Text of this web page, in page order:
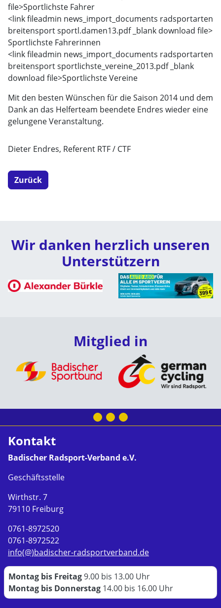
file>Sportlichste Fahrer
<link fileadmin news_import_documents radsportarten
breitensport sportl.damen13.pdf _blank download file>
Sportlichste Fahrerinnen
<link fileadmin news_import_documents radsportarten
breitensport sportlichste_vereine_2013.pdf _blank
download file>Sportlichste Vereine
Mit den besten Wünschen für die Saison 2014 und dem
Dank an das Helferteam beendete Endres wieder eine
gelungene Veranstaltung.
Dieter Endres, Referent RTF / CTF
Zurück
Wir danken herzlich unseren
Unterstützern
Mitglied in
Kontakt
Badischer Radsport-Verband e.V.
Geschäftsstelle
Wirthstr. 7
79110 Freiburg
0761-8972520
0761-8972522
info(@)badischer-radsportverband.de
Montag bis Freitag9.00 bis 13.00 Uhr
Montag bis Donnerstag 14.00 bis 16.00 Uhr